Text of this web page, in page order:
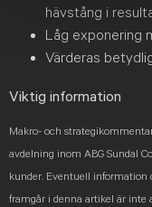
hävstång i
Låg exponering
Värderas
Viktig information
Makro- och
avdelning inom ABG Sundal
kunder. Eventuell
framgår i denna artikel är inte